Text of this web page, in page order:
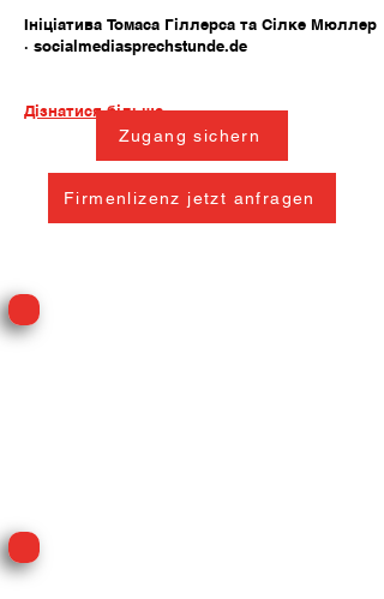
Ініціатива Томаса Гіллерса та Сілке Мюллер
· socialmediasprechstunde.de
Дізнатися більше
Zugang sichern
Firmenlizenz jetzt anfragen